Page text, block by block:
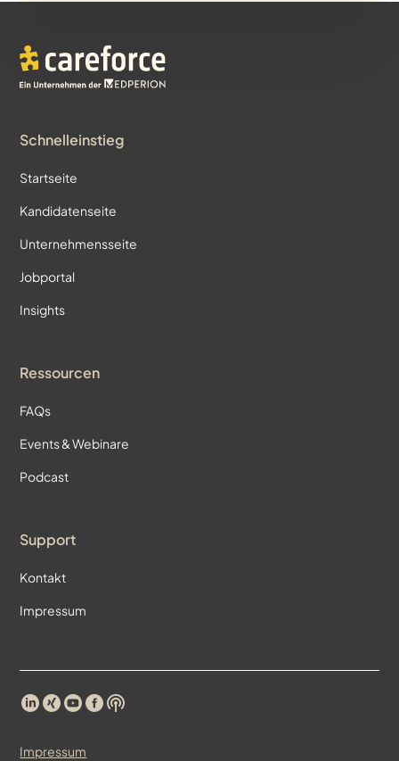
Schnelleinstieg
Startseite
Kandidatenseite
Unternehmensseite
Jobportal
Insights
Ressourcen
FAQs
Events & Webinare
Podcast
Support
Kontakt
Impressum
Impressum